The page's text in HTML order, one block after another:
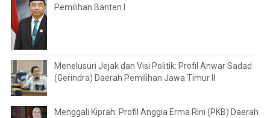
Pemilihan Banten I
Menelusuri Jejak dan Visi Politik: Profil Anwar Sadad
(Gerindra) Daerah Pemilihan Jawa Timur II
Menggali Kiprah: Profil Anggia Erma Rini (PKB) Daerah